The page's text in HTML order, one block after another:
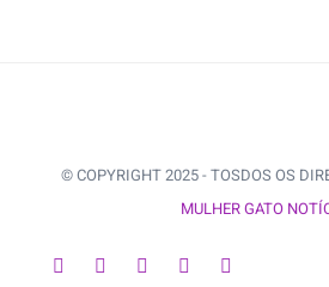
© COPYRIGHT 2025 - TOSDOS OS
MULHER GATO